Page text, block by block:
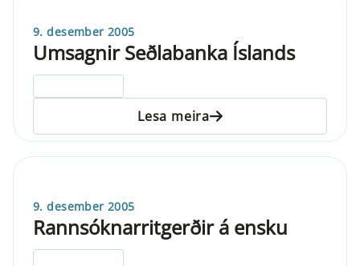
9. desember 2005
Umsagnir Seðlabanka Íslands
Lesa meira
9. desember 2005
Rannsóknarritgerðir á ensku